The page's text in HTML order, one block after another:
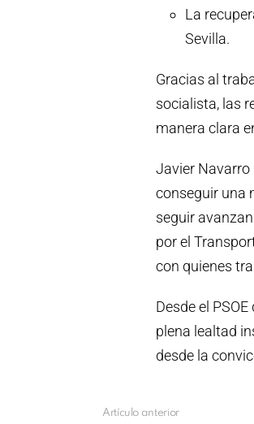
La
Sevilla.
Gracias al
socialista, las
manera clara
Javier Navarro
conseguir una
seguir
por el
con quienes
Desde el
plena lealtad
desde la
Artículo anterior